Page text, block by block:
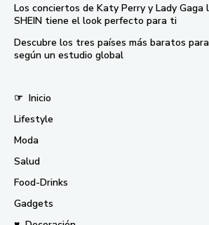
Los conciertos de Katy Perry y Lady Gaga
SHEIN tiene el look perfecto para ti
Descubre los tres países más baratos
según un estudio global
☞ Inicio
Lifestyle
Moda
Salud
Food-Drinks
Gadgets